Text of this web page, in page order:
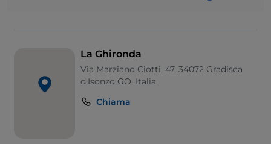
La Ghironda
Via Marziano Ciotti, 47, 34072 Gradisca
d'Isonzo GO, Italia
Chiama